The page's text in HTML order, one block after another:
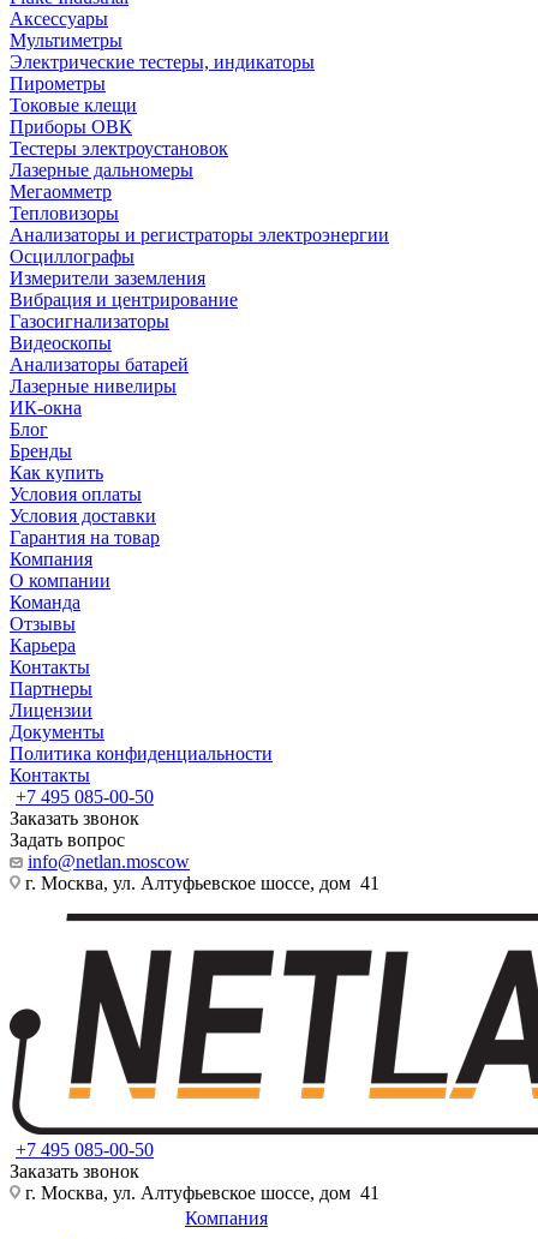
Аксессуары
Мультиметры
Электрические тестеры, индикаторы
Пирометры
Токовые клещи
Приборы ОВК
Тестеры электроустановок
Лазерные дальномеры
Мегаомметр
Тепловизоры
Анализаторы и регистраторы электроэнергии
Осциллографы
Измерители заземления
Вибрация и центрирование
Газосигнализаторы
Видеоскопы
Анализаторы батарей
Лазерные нивелиры
ИК-окна
Блог
Бренды
Как купить
Условия оплаты
Условия доставки
Гарантия на товар
Компания
О компании
Команда
Отзывы
Карьера
Контакты
Партнеры
Лицензии
Документы
Политика конфиденциальности
Контакты
+7 495 085-00-50
Заказать звонок
Задать вопрос
info@netlan.moscow
г. Москва, ул. Алтуфьевское шоссе, дом 41
+7 495 085-00-50
Заказать звонок
г. Москва, ул. Алтуфьевское шоссе, дом 41
Компания